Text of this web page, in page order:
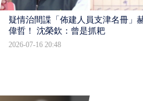
疑情治間諜「佈建人員支津名冊」
偉哲！ 沈榮欽：曾是抓耙
2026-07-16 20:48